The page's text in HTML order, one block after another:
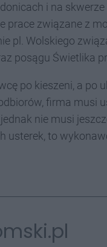
i na
prace związane z
pl. Wolskiego
posągu Świetlika
po kieszeni, a po
firma musi
nie musi
to